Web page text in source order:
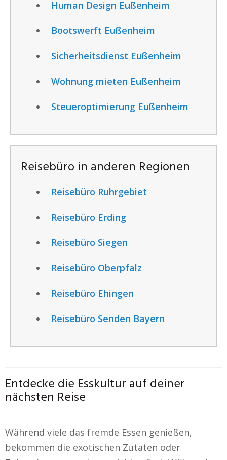
Human Design Eußenheim
Bootswerft Eußenheim
Sicherheitsdienst Eußenheim
Wohnung mieten Eußenheim
Steueroptimierung Eußenheim
Reisebüro in anderen Regionen
Reisebüro Ruhrgebiet
Reisebüro Erding
Reisebüro Siegen
Reisebüro Oberpfalz
Reisebüro Ehingen
Reisebüro Senden Bayern
Entdecke die Esskultur auf deiner
nächsten Reise
Während viele das fremde Essen genießen,
bekommen die exotischen Zutaten oder